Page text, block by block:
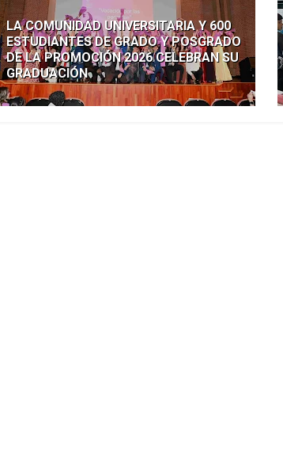
LA COMUNIDAD UNIVERSITARIA Y 600
ESTUDIANTES DE GRADO Y POSGRADO
DE LA PROMOCIÓN 2026 CELEBRAN SU
GRADUACIÓN